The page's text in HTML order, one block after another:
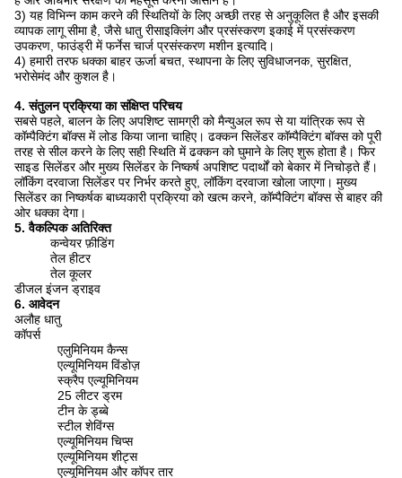
3) यह विभिन्न काम करने की स्थितियों के लिए अच्छी तरह से अनुकूलित है और इसकी
व्यापक लागू सीमा है, जैसे धातु रीसाइक्लिंग और प्रसंस्करण इकाई में प्रसंस्करण
उपकरण, फाउंड्री में फर्नेस चार्ज प्रसंस्करण मशीन इत्यादि।
4) हमारी तरफ धक्का बाहर ऊर्जा बचत, स्थापना के लिए सुविधाजनक, सुरक्षित,
भरोसेमंद और कुशल है।
4. संतुलन प्रक्रिया का संक्षिप्त परिचय
सबसे पहले, बालन के लिए अपशिष्ट सामग्री को मैन्युअल रूप से या यांत्रिक रूप से
कॉम्पैक्टिंग बॉक्स में लोड किया जाना चाहिए। ढक्कन सिलेंडर कॉम्पैक्टिंग बॉक्स को पूरी
तरह से सील करने के लिए सही स्थिति में ढक्कन को घुमाने के लिए शुरू होता है। फिर
साइड सिलेंडर और मुख्य सिलेंडर के निष्कर्ष अपशिष्ट पदार्थों को बेकार में निचोड़ते हैं।
लॉकिंग दरवाजा सिलेंडर पर निर्भर करते हुए, लॉकिंग दरवाजा खोला जाएगा। मुख्य
सिलेंडर का निष्कर्षक बाध्यकारी प्रक्रिया को खत्म करने, कॉम्पैक्टिंग बॉक्स से बाहर की
ओर धक्का देगा।
5. वैकल्पिक अतिरिक्त
कन्वेयर फ़ीडिंग
तेल हीटर
तेल कूलर
डीजल इंजन ड्राइव
6. आवेदन
अलौह धातु
कॉपर्स
एलुमिनियम कैन्स
एल्यूमिनियम विंडोज़
स्क्रैप एल्यूमिनियम
25 लीटर ड्रम
टीन के ड्ब्बे
स्टील शेविंग्स
एल्यूमिनियम चिप्स
एल्यूमिनियम शीट्स
एल्यूमिनियम और कॉपर तार